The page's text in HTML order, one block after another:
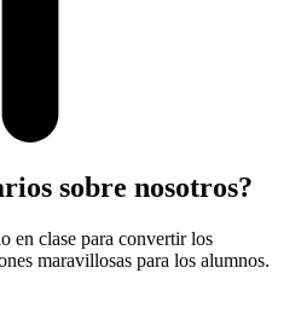
sobre nosotros?
en clase para convertir los
maravillosas para los alumnos.